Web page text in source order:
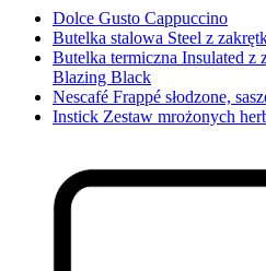
Dolce Gusto Cappuccino
Butelka stalowa Steel z
Butelka termiczna Insulated z
Blazing Black
Nescafé Frappé słodzone,
Instick Zestaw mrożonych